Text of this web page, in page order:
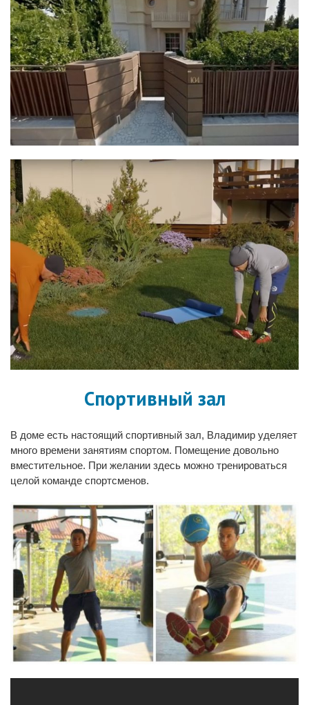
Спортивный зал
В доме есть настоящий спортивный зал, Владимир уделяет
много времени занятиям спортом. Помещение довольно
вместительное. При желании здесь можно тренироваться
целой команде спортсменов.